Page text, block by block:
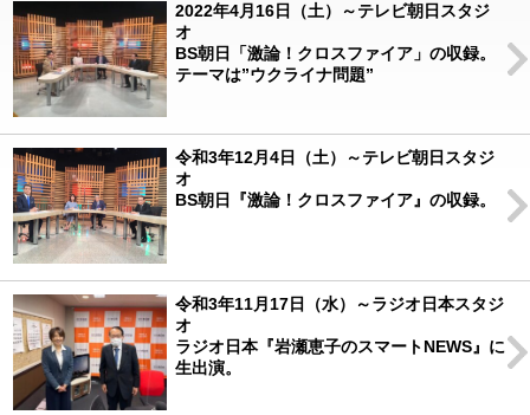
2022年4月16日（土）～テレビ朝日スタジ
オ
BS朝日「激論！クロスファイア」の収録。
テーマは”ウクライナ問題”
令和3年12月4日（土）～テレビ朝日スタジ
オ
BS朝日『激論！クロスファイア』の収録。
令和3年11月17日（水）～ラジオ日本スタジ
オ
ラジオ日本『岩瀬恵子のスマートNEWS』に
生出演。